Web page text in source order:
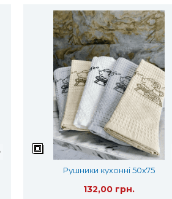
Рушники кухонні 50х75
132,00 грн.